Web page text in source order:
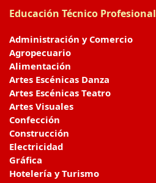
Educación Técnico Profesional
Administración y Comercio
Agropecuario
Alimentación
Artes Escénicas Danza
Artes Escénicas Teatro
Artes Visuales
Confección
Construcción
Electricidad
Gráfica
Hotelería y Turismo